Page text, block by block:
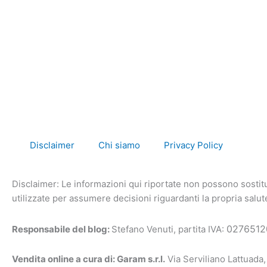
k
f
a
Disclaimer Chi siamo Privacy Policy
Disclaimer: Le informazioni qui riportate non possono
utilizzate per assumere decisioni riguardanti la propria
Responsabile del blog: Stefano Venuti, partita IVA:
Vendita online a cura di: Garam s.r.l. Via Serviliano